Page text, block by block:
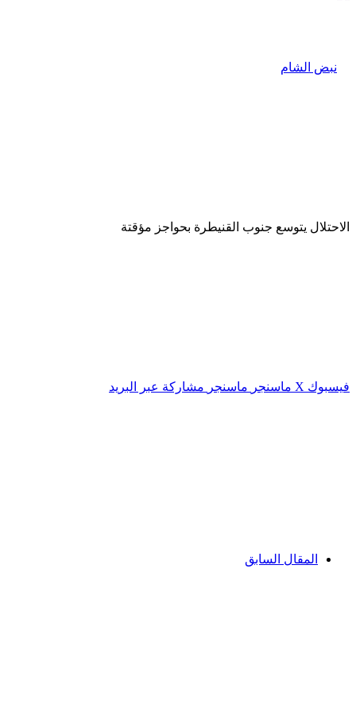
الاحتلال يتوسع جنوب القنيطرة بحواجز مؤقتة
فيسبوك ‫X ماسنجر ماسنجر مشاركة عبر البريد
المقال السابق